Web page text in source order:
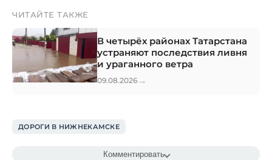
ЧИТАЙТЕ ТАКЖЕ
В четырёх районах Татарстана
устраняют последствия ливня
и ураганного ветра
09.08.2026 →
ДОРОГИ В НИЖНЕКАМСКЕ
Комментировать